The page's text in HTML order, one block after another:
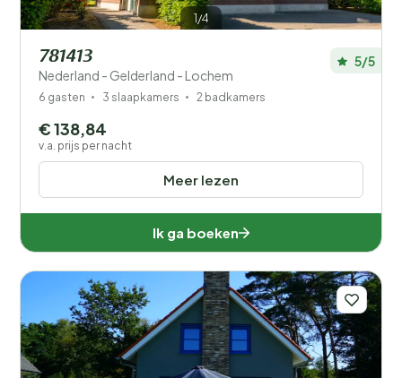
1/4
781413
Nederland - Gelderland - Lochem
5/5
6 gasten 3 slaapkamers 2 badkamers
Meer lezen
€ 138,84
v.a. prijs per nacht
Ik ga boeken